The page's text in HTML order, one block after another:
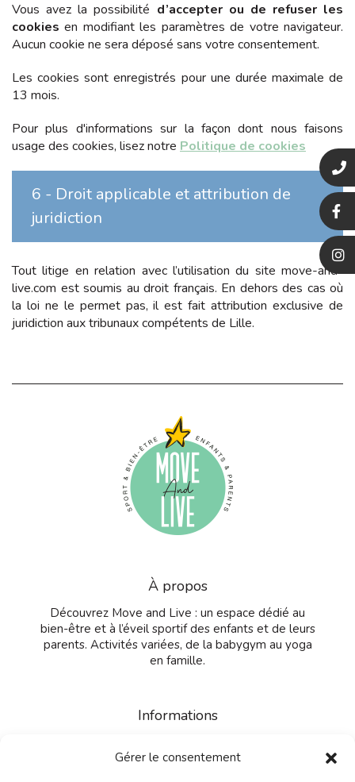
Gérer le consentement
Vous avez la possibilité d’accepter ou de refuser les
cookies en modifiant les paramètres de votre navigateur.
Aucun cookie ne sera déposé sans votre consentement.
Les cookies sont enregistrés pour une durée maximale de
13 mois.
Pour plus d'informations sur la façon dont nous faisons
usage des cookies, lisez notre Politique de cookies
6 - Droit applicable et attribution de
juridiction
Tout litige en relation avec l’utilisation du site move-and-
live.com est soumis au droit français. En dehors des cas où
la loi ne le permet pas, il est fait attribution exclusive de
juridiction aux tribunaux compétents de Lille.
À propos
Découvrez Move and Live : un espace dédié au
bien-être et à l’éveil sportif des enfants et de leurs
parents. Activités variées, de la babygym au yoga
en famille.
Informations
CGV